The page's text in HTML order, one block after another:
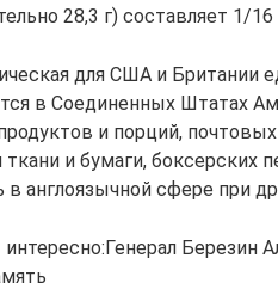
28,3 г) составляет 1/
для США и Британии
в Соединенных Штатах
и порций,
ткани и бумаги, боксерских
в англоязычной сфере при
Березин